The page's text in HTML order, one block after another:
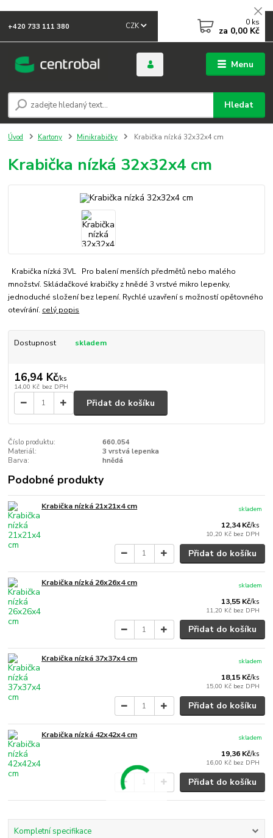
Menu
CZK
Hledat
+420 733 111 380 0 ks
za 0,00 Kč
Úvod Kartony Minikrabičky Krabička nízká 32x32x4 cm
Krabička nízká 32x32x4 cm
Krabička nízká 3VL Pro balení menších předmětů nebo malého
množství. Skládačkové krabičky z hnědé 3 vrstvé mikro lepenky,
jednoduché složení bez lepení. Rychlé uzavření s možností opětovného
otevírání. celý popis
Dostupnost skladem
16,94 Kč/ks
14,00 Kč bez DPH
Přidat do košíku
Číslo produktu:
660.054
Materiál:
3 vrstvá lepenka
Barva:
hnědá
Podobné produkty
Krabička nízká 21x21x4 cm
12,34 Kč/ks
10,20 Kč bez DPH
skladem
Přidat do košíku
Krabička nízká 26x26x4 cm
13,55 Kč/ks
11,20 Kč bez DPH
skladem
Přidat do košíku
Krabička nízká 37x37x4 cm
18,15 Kč/ks
15,00 Kč bez DPH
skladem
Přidat do košíku
Krabička nízká 42x42x4 cm
19,36 Kč/ks
16,00 Kč bez DPH
skladem
Přidat do košíku
Kompletní specifikace